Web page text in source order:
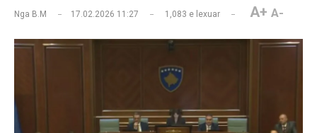
Nga B.M 17.02.2026 11:27 1,083 e lexuar A+ A-